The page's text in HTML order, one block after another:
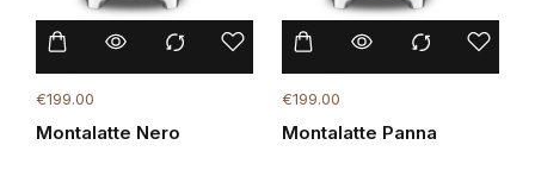
€199.00
Montalatte Nero
€199.00
Montalatte Panna